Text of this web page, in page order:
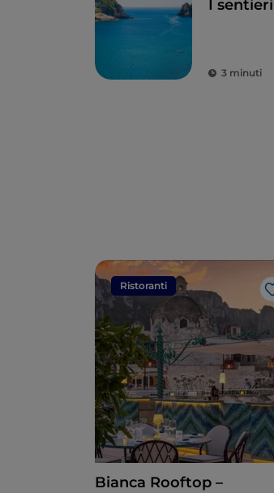
I
3 minuti
Ristoranti
Bianca Rooftop –